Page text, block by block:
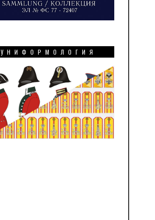
УНИФОРМОЛОГИЯ